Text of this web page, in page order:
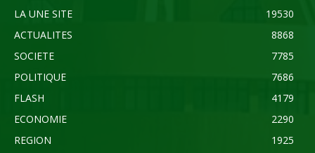
LA UNE SITE
19530
ACTUALITES
8868
SOCIETE
7785
POLITIQUE
7686
FLASH
4179
ECONOMIE
2290
REGION
1925